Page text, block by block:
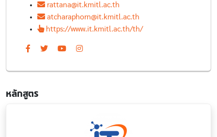
rattana@it.kmitl.ac.th
atcharaphorn@it.kmitl.ac.th
https://www.it.kmitl.ac.th/th/
หลักสูตร